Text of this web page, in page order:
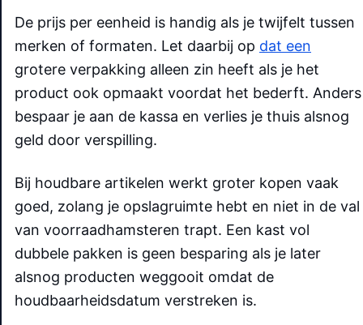
De prijs per eenheid is handig als je twijfelt tussen
merken of formaten. Let daarbij op dat een
grotere verpakking alleen zin heeft als je het
product ook opmaakt voordat het bederft. Anders
bespaar je aan de kassa en verlies je thuis alsnog
geld door verspilling.
Bij houdbare artikelen werkt groter kopen vaak
goed, zolang je opslagruimte hebt en niet in de val
van voorraadhamsteren trapt. Een kast vol
dubbele pakken is geen besparing als je later
alsnog producten weggooit omdat de
houdbaarheidsdatum verstreken is.